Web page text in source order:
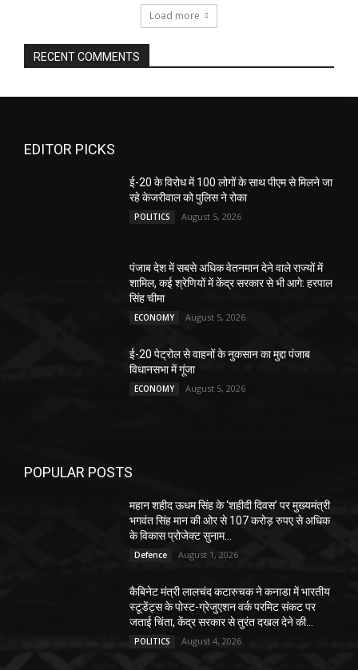
Load more
RECENT COMMENTS
EDITOR PICKS
ई-20 के विरोध में 100 लोगों के साथ पीएम से मिलने जा
रहे केजरीवाल को पुलिस ने रोका
POLITICS August 5, 2026
पंजाब देश में सबसे अधिक वेतनमान देने वाले राज्यों में
शामिल, कई श्रेणियों में केंद्र सरकार से भी आगे: हरपाल
सिंह चीमा
ECONOMY August 5, 2026
ई-20 पेट्रोल से वाहनों के नुकसान का मुद्दा पंजाब
विधानसभा में गूंजा
ECONOMY August 5, 2026
POPULAR POSTS
महान शहीद ऊधम सिंह के ‘शहीदी दिवस’ पर मुख्यमंत्री
भगवंत सिंह मान की ओर से 107 करोड़ रुपए से अधिक
के विकास प्रोजेक्ट सुनाम...
Defence August 1, 2026
कैबिनेट मंत्री लालचंद कटारुचक ने कनाडा में भारतीय
स्टूडेंट्स के पोस्ट-ग्रेजुएशन वर्क परमिट संकट पर
जताई चिंता, केंद्र सरकार से तुरंत दखल देने की...
POLITICS August 4, 2026